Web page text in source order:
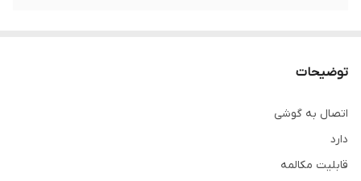
توضیحات
اتصال به گوشی
دارد
قابلیت مکالمه